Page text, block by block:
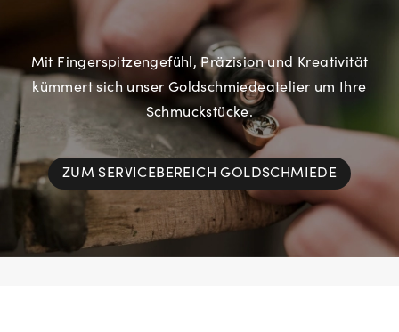
Mit Fingerspitzengefühl, Präzision und Kreativität
kümmert sich unser Goldschmiedeatelier um Ihre
Schmuckstücke.
ZUM SERVICEBEREICH GOLDSCHMIEDE